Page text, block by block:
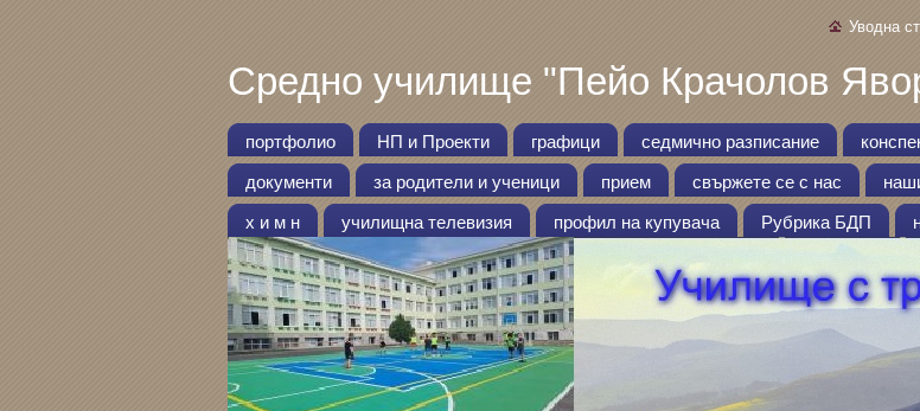
Уводна
Средно училище "Пейо Крачолов
портфолио НП и Проекти графици седмично разписание
документи за родители и ученици прием свържете се с нас
х и м н училищна телевизия профил на купувача Рубрика БДП